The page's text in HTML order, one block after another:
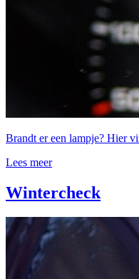
Brandt er een lampje? Hier
Lees meer
Wintercheck